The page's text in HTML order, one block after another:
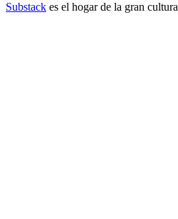
Substack es el hogar de la gran cultura